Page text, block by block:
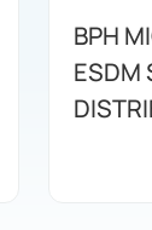
BPH
ESDM